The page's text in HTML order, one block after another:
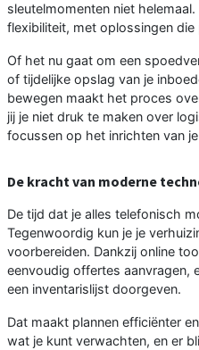
sleutelmomenten niet
flexibiliteit, met oplossingen
Of het nu gaat om een
of tijdelijke opslag van je
bewegen maakt het proces
jij je niet druk te maken over
focussen op het inrichten van
De kracht van moderne
De tijd dat je alles telefonisch
Tegenwoordig kun je je
voorbereiden. Dankzij online
eenvoudig offertes aanvragen,
een inventarislijst doorgeven.
Dat maakt plannen efficiënter
wat je kunt verwachten, en er